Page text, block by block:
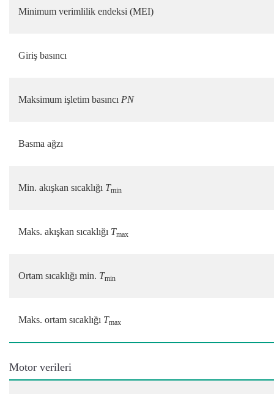
Minimum verimlilik endeksi (MEI)
Giriş basıncı
Maksimum işletim basıncı PN
Basma ağzı
Min. akışkan sıcaklığı Tmin
Maks. akışkan sıcaklığı Tmax
Ortam sıcaklığı min. Tmin
Maks. ortam sıcaklığı Tmax
Motor verileri